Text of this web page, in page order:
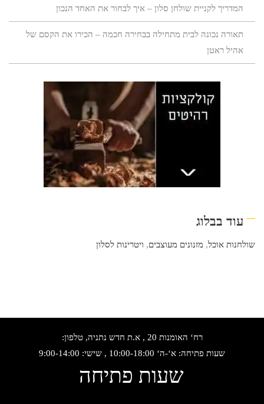
המדריך לקניית שולחן סלון – איך לבחור את האחד הנכון
תאורה נכונה לבית מתחילה בבחירה חכמה – הכירו את הקסם של
אהיל ראטן
עוד בבלוג
שולחנות אוכל, מזנונים מעוצבים, ויטרינות לסלון
רח‘ האומנות 20 , א.ת חדש נתניה, טלפון:
שעות פתיחה: א‘-ה‘ 10:00-18:00 , שישי: 9:00-14:00
שעות פתיחה